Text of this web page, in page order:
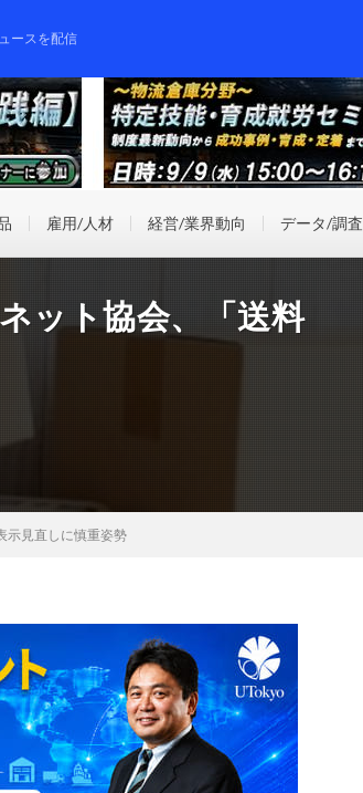
ースを配信
雇用/人材 経営/業界動向 データ/調査
ット協会、「送料
示見直しに慎重姿勢